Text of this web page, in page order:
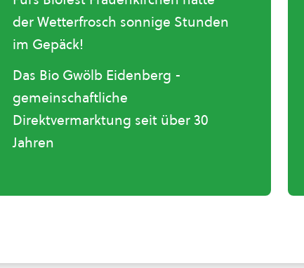
der Wetterfrosch sonnige Stunden
im Gepäck!
Das Bio Gwölb Eidenberg -
gemeinschaftliche
Direktvermarktung seit über 30
Jahren